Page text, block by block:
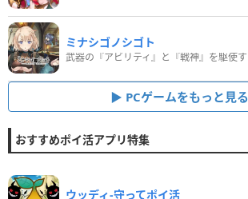
ミナシゴノシゴト
PCゲームをもっと見る
おすすめポイ活アプリ特集
ウッディ‐守ってポイ活